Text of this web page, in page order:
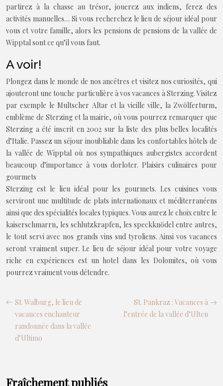
partirez à la chasse au trésor, jouerez aux indiens, ferez des
activités manuelles… Si vous recherchez le lieu de séjour idéal pour
vous et votre famille, alors les pensions de pensions de la vallée de
Wipptal sont ce qu’il vous faut.
A voir!
Plongez dans le monde de nos ancêtres et visitez nos curiosités, qui
ajouteront une touche particulière à vos vacances à Sterzing. Visitez
par exemple le Multscher Altar et la vieille ville, la Zwölferturm,
emblème de Sterzing et la mairie, où vous pourrez remarquer que
Sterzing a été inscrit en 2002 sur la liste des plus belles localités
d’Italie. Passez un séjour inoubliable dans les confortables hôtels de
la vallée de Wipptal où nos sympathiques aubergistes accordent
beaucoup d’importance à vous dorloter. Plaisirs culinaires pour
gourmets
Sterzing est le lieu idéal pour les gourmets. Les cuisines vous
serviront une multitude de plats internationaux et méditerranéens
ainsi que des spécialités locales typiques. Vous aurez le choix entre le
kaiserschmarrn, les schlutzkrapfen, les speckknödel entre autres,
le tout servi avec nos grands vins sud tyroliens. Ainsi vos vacances
seront vraiment super. Le lieu de séjour idéal pour votre voyage
riche en expériences est un hotel dans les Dolomites, où vous
pourrez vraiment vous détendre.
St. Walburg, le lieu de
vacances enchanteur
randonnée dans la vallée
d’Ultimo
St. Pankraz : Vacances à
l’entrée de la vallée d’Ulten
Fraîchement publiés